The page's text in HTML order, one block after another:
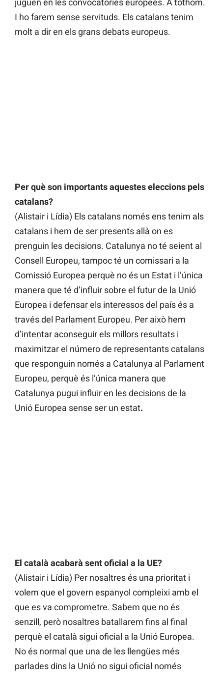
juguen en les convocatòries europees. A tothom.
I ho farem sense servituds. Els catalans tenim
molt a dir en els grans debats europeus.
Per què son importants aquestes eleccions pels
catalans?
(Alistair i Lídia) Els catalans només ens tenim als
catalans i hem de ser presents allà on es
prenguin les decisions. Catalunya no té seient al
Consell Europeu, tampoc té un comissari a la
Comissió Europea perquè no és un Estat i l’única
manera que té d’influir sobre el futur de la Unió
Europea i defensar els interessos del país és a
través del Parlament Europeu. Per això hem
d’intentar aconseguir els millors resultats i
maximitzar el número de representants catalans
que responguin només a Catalunya al Parlament
Europeu, perquè és l’única manera que
Catalunya pugui influir en les decisions de la
Unió Europea sense ser un estat.
El català acabarà sent oficial a la UE?
(Alistair i Lídia) Per nosaltres és una prioritat i
volem que el govern espanyol compleixi amb el
que es va comprometre. Sabem que no és
senzill, però nosaltres batallarem fins al final
perquè el català sigui oficial a la Unió Europea.
No és normal que una de les llengües més
parlades dins la Unió no sigui oficial només